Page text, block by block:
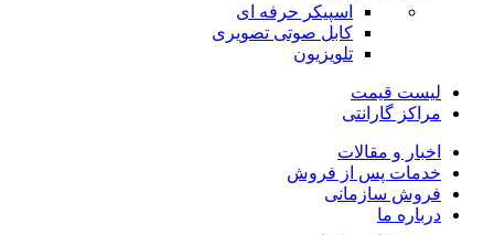
اسپیکر حرفه ای
کابل صوتی تصویری
تلویزیون
لیست قیمت
مراکز گارانتی
اخبار و مقالات
خدمات پس از فروش
فروش سازمانی
درباره ما